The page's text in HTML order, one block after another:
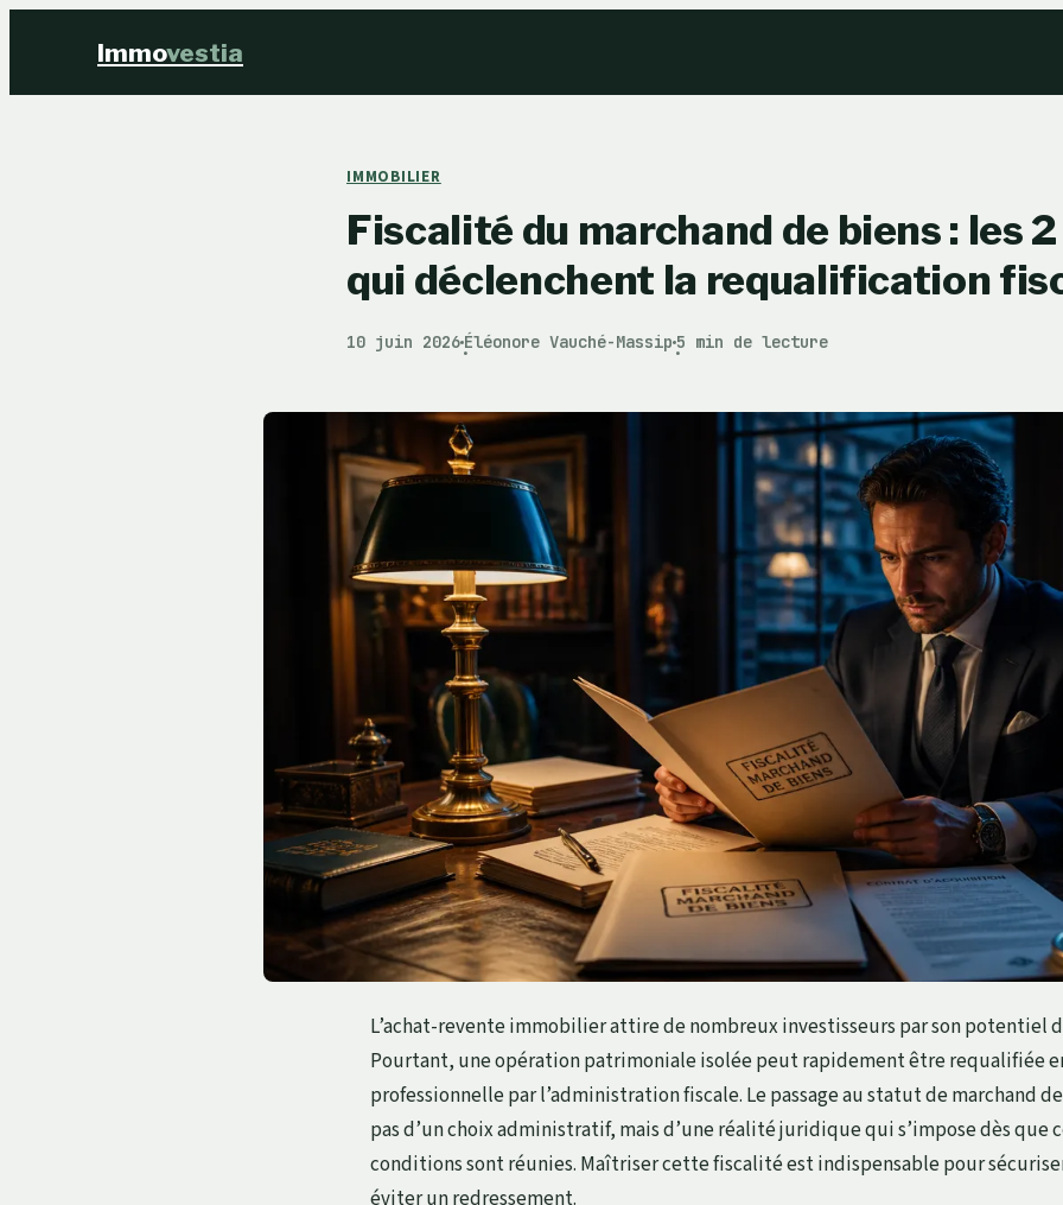
Immovestia
IMMOBILIER
Fiscalité du marchand de biens : les
qui déclenchent la requalification
10 juin 2026
·
Éléonore Vauché-Massip
·
5 min de lecture
L’achat-revente immobilier attire de nombreux investisseurs par son potentiel
Pourtant, une opération patrimoniale isolée peut rapidement être requalifiée
professionnelle par l’administration fiscale. Le passage au statut de marchand
pas d’un choix administratif, mais d’une réalité juridique qui s’impose dès que
conditions sont réunies. Maîtriser cette fiscalité est indispensable pour
éviter un redressement.